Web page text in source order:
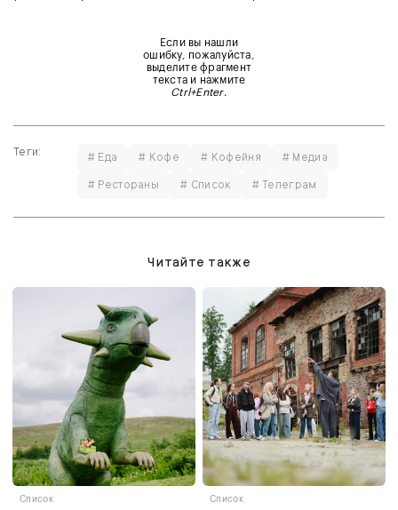
Если вы нашли
ошибку, пожалуйста,
выделите фрагмент
текста и нажмите
Ctrl+Enter.
Теги: # Еда # Кофе # Кофейня
# Медиа
# Рестораны
# Список # Телеграм
Читайте также
Список Список